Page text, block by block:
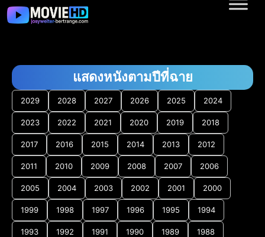
แสดงหนังตามปีที่ฉาย
2029 2028 2027 2026 2025 2024
2023 2022 2021 2020 2019 2018
2017 2016 2015 2014 2013 2012
2011 2010 2009 2008 2007 2006
2005 2004 2003 2002 2001 2000
1999 1998 1997 1996 1995 1994
1993 1992 1991 1990 1989 1988